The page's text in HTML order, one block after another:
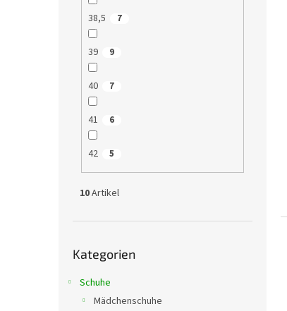
38,5 7
39 9
40 7
41 6
42 5
10Artikel
überspringen
Kategorien
Schuhe
Mädchenschuhe